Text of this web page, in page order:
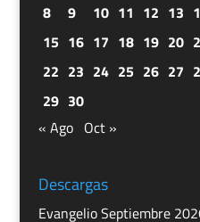
8
9 10 11 12 13
15 16 17 18 19 20
22 23 24 25 26 27
29 30
« Ago Oct »
Descargas
Evangelio Septiembre